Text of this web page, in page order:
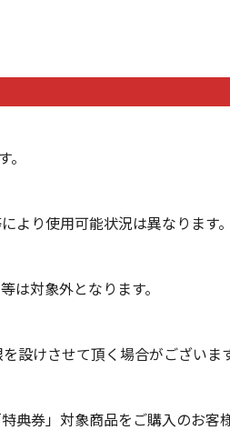
より使用可能状況は異なります
は対象外となります。
設けさせて頂く場合がございます
典券」対象商品をご購入のお客